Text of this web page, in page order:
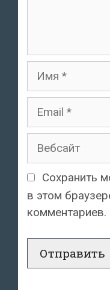
Имя
Email
Вебсайт
Сохранить
в этом
комментариев.